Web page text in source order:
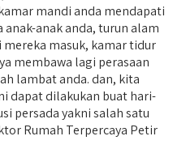
mandi anda mendapati
anak anda, turun alam
masuk, kamar tidur
membawa lagi perasaan
lambat anda. dan, kita
dapat dilakukan buat hari-
persada yakni salah satu
Rumah Terpercaya Petir